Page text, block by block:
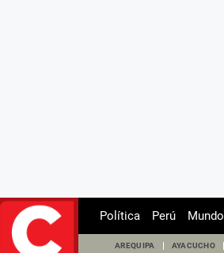
Política Perú Mundo
AREQUIPA AYACUCHO